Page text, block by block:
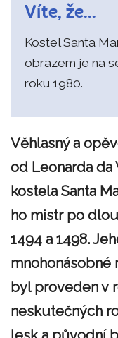
Víte, že...
Kostel Santa
obrazem je na
roku 1980.
Věhlasný a
od Leonarda
kostela Santa
ho mistr po
1494 a 1498.
mnohonásobné
byl proveden v
neskutečných